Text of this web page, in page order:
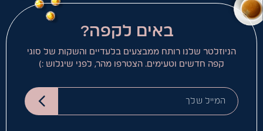
באים לקפה?
הניוזלטר שלנו רותח ממבצעים בלעדיים והשקות של סוגי
קפה חדשים וטעימים. הצטרפו מהר, לפני שיגלוש :)
המייל שלך